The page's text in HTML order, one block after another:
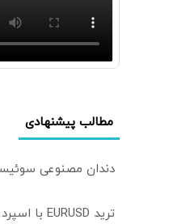
مطالب پیشنهادی
دندان مصنوعی
ترید EURUSD با اسپرد از صفر پیپ